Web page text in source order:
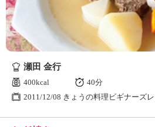
瀬田 金行
400kcal
40分
2011/12/08 きょうの料理ビギナーズ